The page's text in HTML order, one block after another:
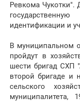
Ревкома Чукотки".
идентификации и
В муниципальном
пройдут в
шести бригад СХП
второй бригаде и
сельского
муниципалитета,